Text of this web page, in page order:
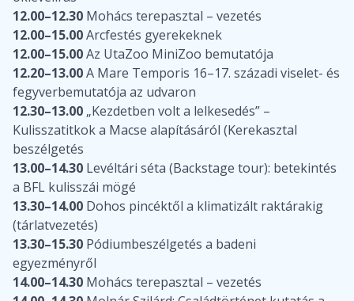
12.00–12.30 Mohács terepasztal – vezetés
12.00–15.00Arcfestés gyerekeknek
12.00–15.00Az UtaZoo MiniZoo bemutatója
12.20–13.00A Mare Temporis 16–17. századi viselet- és
fegyverbemutatója az udvaron
12.30–13.00 „Kezdetben volt a lelkesedés” –
Kulisszatitkok a Macse alapításáról (Kerekasztal
beszélgetés
13.00–14.30 Levéltári séta (Backstage tour): betekintés
a BFL kulisszái mögé
13.30–14.00 Dohos pincéktől a klimatizált raktárakig
(tárlatvezetés)
13.30–15.30 Pódiumbeszélgetés a badeni
egyezményről
14.00–14.30 Mohács terepasztal – vezetés